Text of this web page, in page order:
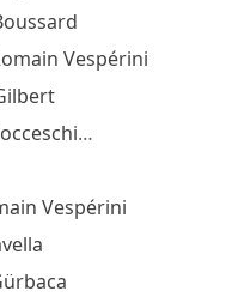
Vespérini
…
Vespérini